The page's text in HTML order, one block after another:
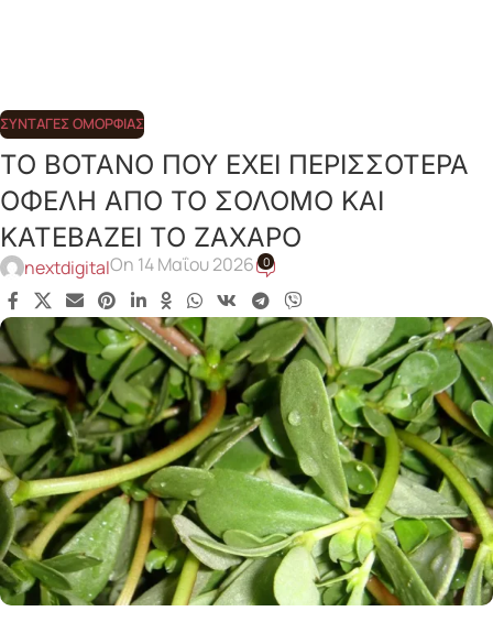
ΣΥΝΤΑΓΈΣ ΟΜΟΡΦΙΆΣ
ΤΟ ΒΟΤΑΝΟ ΠΟΥ ΕΧΕΙ ΠΕΡΙΣΣΟΤΕΡΑ
ΟΦΕΛΗ ΑΠΟ ΤΟ ΣΟΛΟΜΟ ΚΑΙ
ΚΑΤΕΒΑΖΕΙ ΤΟ ΖΑΧΑΡΟ
nextdigitalOn 14 Μαΐου 2026 0